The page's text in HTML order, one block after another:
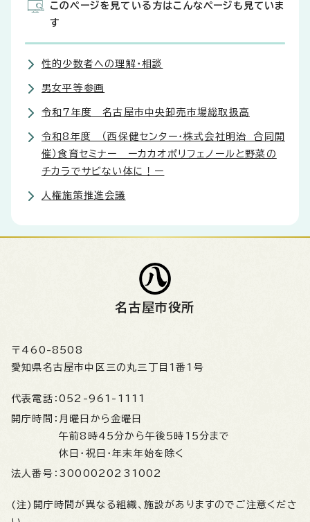
このページを見ている方はこんなページも見ていま
す
性的少数者への理解・相談
男女平等参画
令和7年度 名古屋市中央卸売市場総取扱高
令和8年度 （西保健センター・株式会社明治 合同開
催）食育セミナー ーカカオポリフェノールと野菜の
チカラでサビない体に！ー
人権施策推進会議
名古屋市役所
〒460-8508
愛知県名古屋市中区三の丸三丁目1番1号
代表電話： 052-961-1111
開庁時間： 月曜日から金曜日
午前8時45分から午後5時15分まで
休日・祝日・年末年始を除く
法人番号： 3000020231002
(注)開庁時間が異なる組織、施設がありますのでご注意くださ